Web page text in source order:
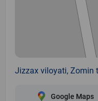
Jizzax viloyati, Zomin
Google Maps